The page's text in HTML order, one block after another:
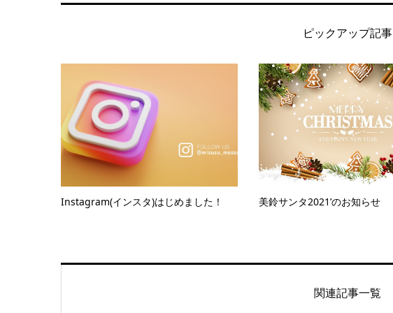
ピックアップ記事
Instagram(インスタ)はじめました！ 美鈴サンタ2021’のお知らせ
関連記事一覧